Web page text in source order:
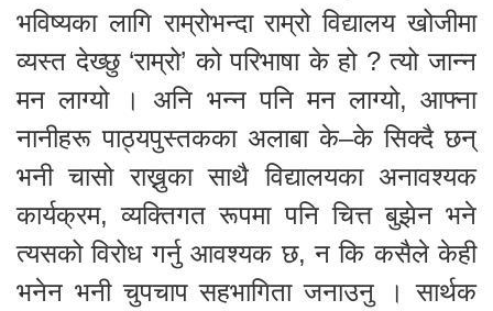
भविष्यका लागि राम्रोभन्दा राम्रो विद्यालय खोजीमा
व्यस्त देख्छु ‘राम्रो’ को परिभाषा के हो ? त्यो जान्न
मन लाग्यो । अनि भन्न पनि मन लाग्यो, आफ्ना
नानीहरू पाठ्यपुस्तकका अलाबा के–के सिक्दै छन्
भनी चासो राख्नुका साथै विद्यालयका अनावश्यक
कार्यक्रम, व्यक्तिगत रूपमा पनि चित्त बुझेन भने
त्यसको विरोध गर्नु आवश्यक छ, न कि कसैले केही
भनेन भनी चुपचाप सहभागिता जनाउनु । सार्थक